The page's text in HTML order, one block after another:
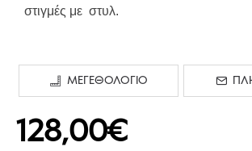
128,00€
στιγμές με στυλ.
ΜΕΓΕΘΟΛΟΓΙΟ